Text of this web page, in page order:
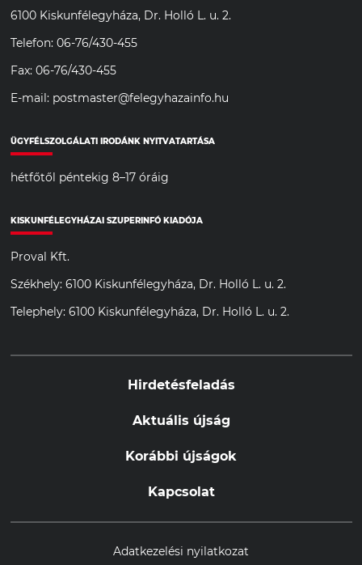
6100 Kiskunfélegyháza, Dr. Holló L. u. 2.
Telefon: 06-76/430-455
Fax: 06-76/430-455
E-mail: postmaster@felegyhazainfo.hu
ÜGYFÉLSZOLGÁLATI IRODÁNK NYITVATARTÁSA
hétfőtől péntekig 8–17 óráig
KISKUNFÉLEGYHÁZAI SZUPERINFÓ KIADÓJA
Proval Kft.
Székhely: 6100 Kiskunfélegyháza, Dr. Holló L. u. 2.
Telephely: 6100 Kiskunfélegyháza, Dr. Holló L. u. 2.
Hirdetésfeladás
Aktuális újság
Korábbi újságok
Kapcsolat
Adatkezelési nyilatkozat